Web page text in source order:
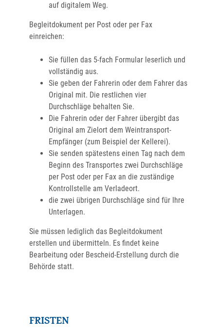
auf digitalem Weg.
Begleitdokument per Post oder per Fax
einreichen:
Sie füllen das 5-fach Formular leserlich und
vollständig aus.
Sie geben der Fahrerin oder dem Fahrer das
Original mit. Die restlichen vier
Durchschläge behalten Sie.
Die Fahrerin oder der Fahrer übergibt das
Original am Zielort dem Weintransport-
Empfänger (zum Beispiel der Kellerei).
Sie senden spätestens einen Tag nach dem
Beginn des Transportes zwei Durchschläge
per Post oder per Fax an die zuständige
Kontrollstelle am Verladeort.
die zwei übrigen Durchschläge sind für Ihre
Unterlagen.
Sie müssen lediglich das Begleitdokument
erstellen und übermitteln. Es findet keine
Bearbeitung oder Bescheid-Erstellung durch die
Behörde statt.
FRISTEN